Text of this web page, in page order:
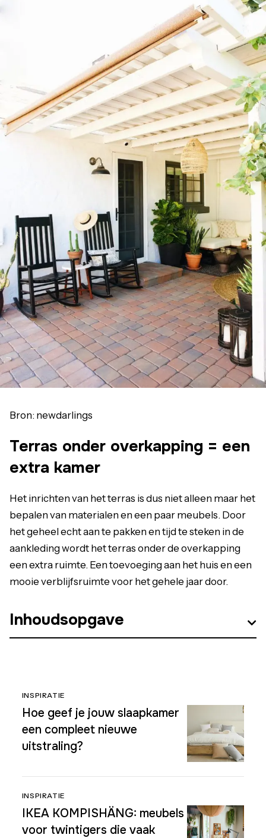
Bron: newdarlings
Terras onder overkapping = een
extra kamer
Het inrichten van het terras is dus niet alleen maar het
bepalen van materialen en een paar meubels. Door
het geheel echt aan te pakken en tijd te steken in de
aankleding wordt het terras onder de overkapping
een extra ruimte. Een toevoeging aan het huis en een
mooie verblijfsruimte voor het gehele jaar door.
Inhoudsopgave
INSPIRATIE
Hoe geef je jouw slaapkamer
een compleet nieuwe
uitstraling?
INSPIRATIE
IKEA KOMPISHÄNG: meubels
voor twintigers die vaak